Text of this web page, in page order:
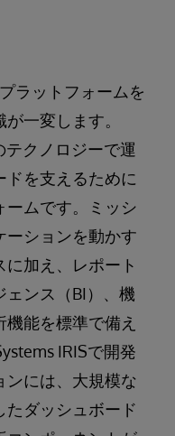
ラットフォームを
一変します。
クノロジーで運
ドを支えるために
ームです。ミッシ
ーションを動かす
加え、レポート
ンス（BI）、機
能を標準で備え
IRISで開発
ンには、大規模な
たダッシュボード